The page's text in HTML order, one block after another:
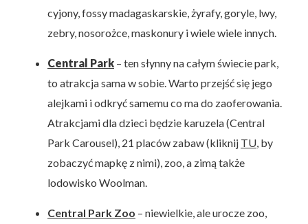
cyjony, fossy madagaskarskie, żyrafy, goryle, lwy,
zebry, nosorożce, maskonury i wiele wiele innych.
Central Park – ten słynny na całym świecie park,
to atrakcja sama w sobie. Warto przejść się jego
alejkami i odkryć samemu co ma do zaoferowania.
Atrakcjami dla dzieci będzie karuzela (Central
Park Carousel), 21 placów zabaw (kliknij TU , by
zobaczyć mapkę z nimi), zoo, a zimą także
lodowisko Woolman.
Central Park Zoo – niewielkie, ale urocze zoo,